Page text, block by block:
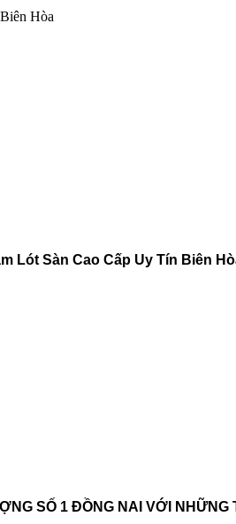
Hòa
Lót Sàn Cao Cấp Uy Tín Biên
SỐ 1 ĐỒNG NAI VỚI NHỮNG